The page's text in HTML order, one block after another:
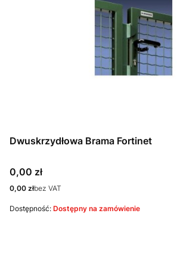
Dwuskrzydłowa Brama Fortinet
Cena
0,00 zł
Cena
0,00 złbez VAT
Dostępność: Dostępny na zamówienie